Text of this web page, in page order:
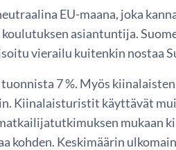
EU-maana, joka
asiantuntija.
vierailu kuitenkin nostaa
7 %. Myös
Kiinalaisturistit käyttävät
mukaan
kohden. Keskimäärin